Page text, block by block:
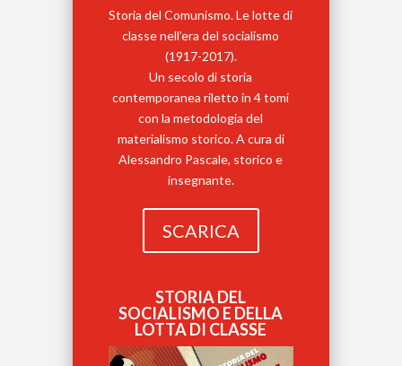
Storia del Comunismo. Le lotte di
classe nell’era del socialismo
(1917-2017).
Un secolo di storia
contemporanea riletto in 4 tomi
con la metodologia del
materialismo storico. A cura di
Alessandro Pascale, storico e
insegnante.
SCARICA
STORIA DEL
SOCIALISMO E DELLA
LOTTA DI CLASSE